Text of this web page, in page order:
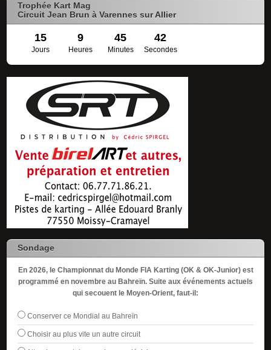
Trophée Kart Mag
Circuit Jean Brun à Varennes sur Allier
15 9 45 41
Jours Heures Minutes Secondes
Sondage
En 2026, le Championnat du Monde FIA Karting (OK & OK-Junior) est
programmé en novembre au Bahreïn. Suite aux événements actuels
qui secouent le Moyen-Orient, faut-il:
Conserver ce Mondial au Bahreïn
Choisir au plus vite un autre circuit